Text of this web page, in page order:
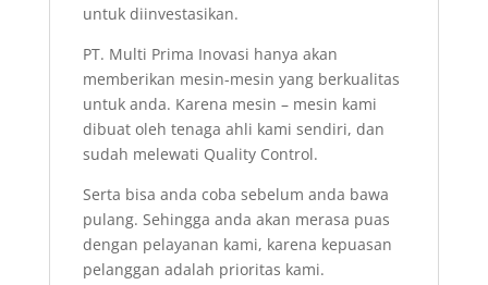
untuk diinvestasikan.
PT. Multi Prima Inovasi hanya akan
memberikan mesin-mesin yang berkualitas
untuk anda. Karena mesin – mesin kami
dibuat oleh tenaga ahli kami sendiri, dan
sudah melewati Quality Control.
Serta bisa anda coba sebelum anda bawa
pulang. Sehingga anda akan merasa puas
dengan pelayanan kami, karena kepuasan
pelanggan adalah prioritas kami.